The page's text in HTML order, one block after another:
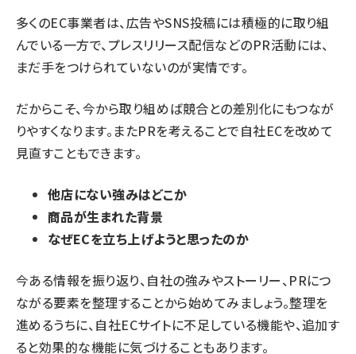
多くのEC事業者は、広告やSNS投稿には積極的に取り組
んでいる一方で、プレスリリース配信などのPR活動には、
まだ手をつけられていないのが実情です。
だからこそ、今から取り組めば競合との差別化にもつなが
りやすくなります。またPRを考えることで自社ECを改めて
見直すこともできます。
他店にない強みはどこか
商品が生まれた背景
なぜECを立ち上げようと思ったのか
今ある情報を振り返り、自社の強みやストーリー、PRにつ
ながる要素を整理することから始めてみましょう。整理を
進めるうちに、自社ECサイトに不足している機能や、追加す
ると効果的な機能に気づけることもあります。